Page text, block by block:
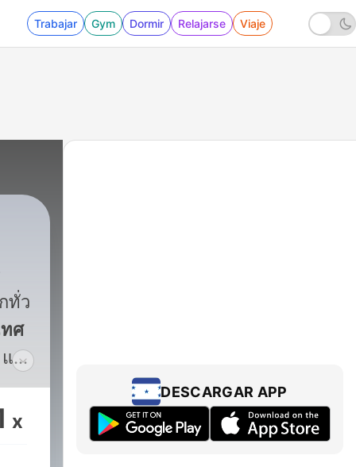
Trabajar Gym Dormir Relajarse Viaje
ทั่ว
ศ
ละ
x
DESCARGAR APP